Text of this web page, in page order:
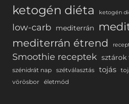
ketogén diéta ketogén
low-carb mediterrán
mediterrán étrend
Smoothie receptek sztárok
szénidrát nap szétválasztás tojás
vörösbor életmód